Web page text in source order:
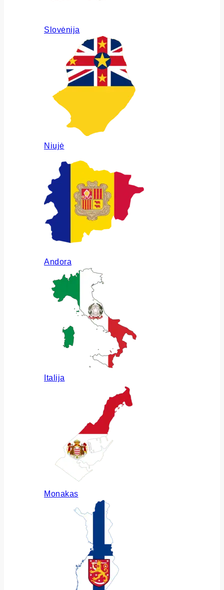
Slovėnija
Niujė
Andora
Italija
Monakas